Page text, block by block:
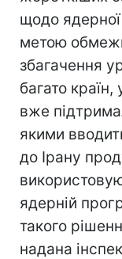
щодо
метою
збагачення
багато країн,
вже
якими
до Ірану
ядерній
такого
надана